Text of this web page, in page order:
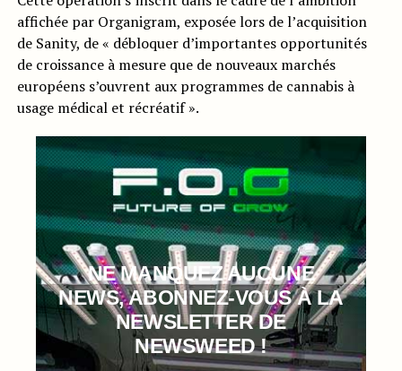
affichée par Organigram, exposée lors de l’acquisition
de Sanity, de « débloquer d’importantes opportunités
de croissance à mesure que de nouveaux marchés
européens s’ouvrent aux programmes de cannabis à
usage médical et récréatif ».
NE MANQUEZ AUCUNE
NEWS, ABONNEZ-VOUS À LA
NEWSLETTER DE
NEWSWEED !